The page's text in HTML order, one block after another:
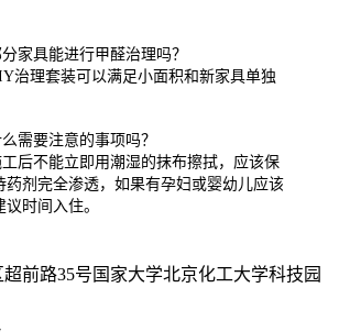
家具能进行甲醛治理吗？
治理套装可以满足小面积和新家具单独
需要注意的事项吗？
后不能立即用潮湿的抹布擦拭，应该保
药剂完全渗透，如果有孕妇或婴幼儿应该
时间入住。
前路35号国家大学北京化工大学科技园